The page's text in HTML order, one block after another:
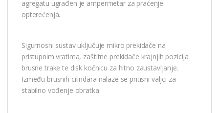
agregatu ugrađen je ampermetar za praćenje
opterećenja.
Sigurnosni sustav uključuje mikro prekidače na
pristupnim vratima, zaštitne prekidače krajnjih pozicija
brusne trake te disk kočnicu za hitno zaustavljanje.
Između brusnih cilindara nalaze se pritisni valjci za
stabilno vođenje obratka.